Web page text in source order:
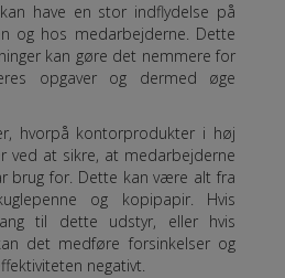
have en stor indflydelse på
og hos medarbejderne. Dette
kan gøre det nemmere for
opgaver og dermed øge
hvorpå kontorprodukter i høj
ved at sikre, at medarbejderne
brug for. Dette kan være alt fra
og kopipapir. Hvis
til dette udstyr, eller hvis
det medføre forsinkelser og
negativt.